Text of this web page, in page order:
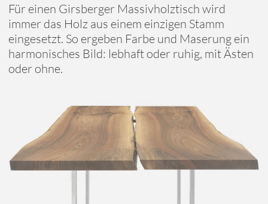
Für einen Girsberger Massivholztisch wird
immer das Holz aus einem einzigen Stamm
eingesetzt. So ergeben Farbe und Maserung ein
harmonisches Bild: lebhaft oder ruhig, mit Ästen
oder ohne.